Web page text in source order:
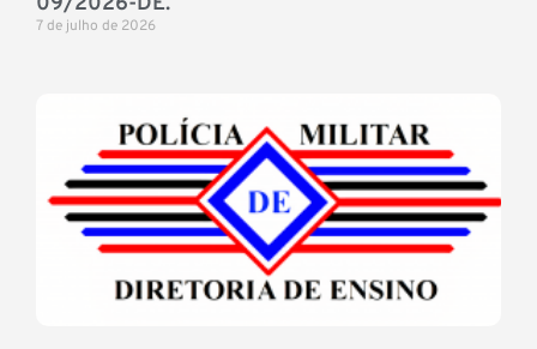
7 de julho de 2026